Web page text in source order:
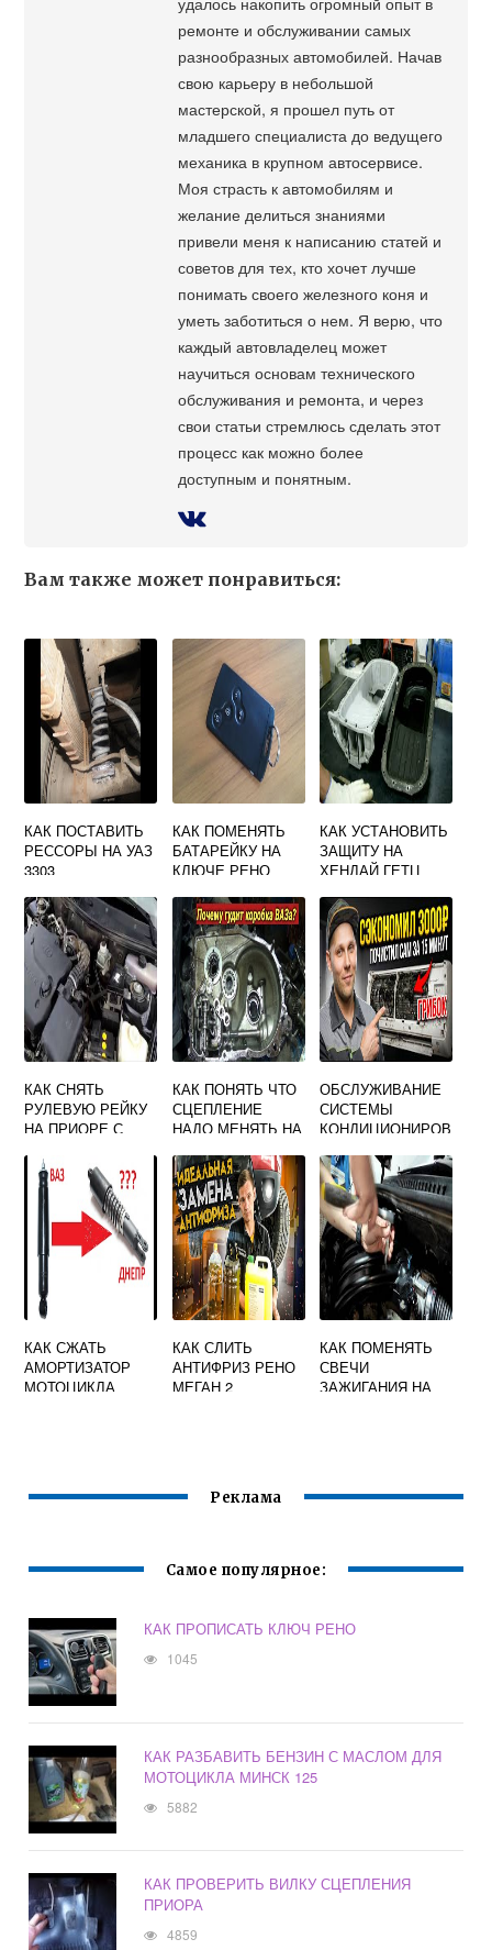
ремонте и обслуживании самых
разнообразных автомобилей. Начав
свою карьеру в небольшой
мастерской, я прошел путь от
младшего специалиста до ведущего
механика в крупном автосервисе.
Моя страсть к автомобилям и
желание делиться знаниями
привели меня к написанию статей и
советов для тех, кто хочет лучше
понимать своего железного коня и
уметь заботиться о нем. Я верю, что
каждый автовладелец может
научиться основам технического
обслуживания и ремонта, и через
свои статьи стремлюсь сделать этот
процесс как можно более
доступным и понятным.
Вам также может понравиться:
КАК ПОСТАВИТЬ
РЕССОРЫ НА УАЗ
3303
КАК ПОМЕНЯТЬ
БАТАРЕЙКУ НА
КЛЮЧЕ РЕНО
КАК УСТАНОВИТЬ
ЗАЩИТУ НА
ХЕНДАЙ ГЕТЦ
КАК СНЯТЬ
РУЛЕВУЮ РЕЙКУ
НА ПРИОРЕ С
ЕЛЕМ РУЛЯ
КАК ПОНЯТЬ ЧТО
СЦЕПЛЕНИЕ
НАДО МЕНЯТЬ НА
ОБСЛУЖИВАНИЕ
СИСТЕМЫ
КОНДИЦИОНИРОВ
КАК СЖАТЬ
АМОРТИЗАТОР
МОТОЦИКЛА
КАК СЛИТЬ
АНТИФРИЗ РЕНО
МЕГАН 2
КАК ПОМЕНЯТЬ
СВЕЧИ
ЗАЖИГАНИЯ НА
Реклама
Самое популярное:
КАК ПРОПИСАТЬ КЛЮЧ РЕНО
1045
КАК РАЗБАВИТЬ БЕНЗИН С МАСЛОМ ДЛЯ
МОТОЦИКЛА МИНСК 125
5882
КАК ПРОВЕРИТЬ ВИЛКУ СЦЕПЛЕНИЯ
ПРИОРА
4859